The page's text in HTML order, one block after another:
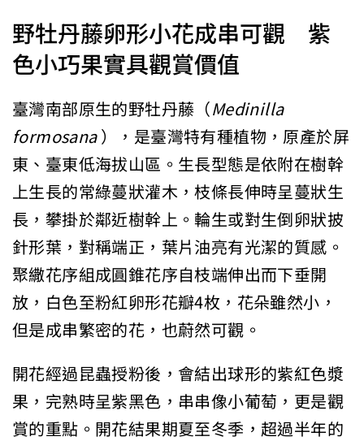
野牡丹藤卵形小花成串可觀 紫
色小巧果實具觀賞價值
臺灣南部原生的野牡丹藤（Medinilla
formosana），是臺灣特有種植物，原產於屏
東、臺東低海拔山區。生長型態是依附在樹幹
上生長的常綠蔓狀灌木，枝條長伸時呈蔓狀生
長，攀掛於鄰近樹幹上。輪生或對生倒卵狀披
針形葉，對稱端正，葉片油亮有光潔的質感。
聚繖花序組成圓錐花序自枝端伸出而下垂開
放，白色至粉紅卵形花瓣4枚，花朵雖然小，
但是成串繁密的花，也蔚然可觀。
開花經過昆蟲授粉後，會結出球形的紫紅色漿
果，完熟時呈紫黑色，串串像小葡萄，更是觀
賞的重點。開花結果期夏至冬季，超過半年的